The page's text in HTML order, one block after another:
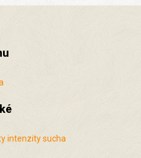
intenzity sucha